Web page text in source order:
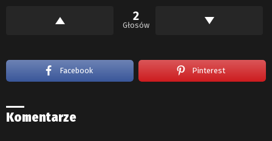
2
Głosów
Facebook Pinterest
Komentarze